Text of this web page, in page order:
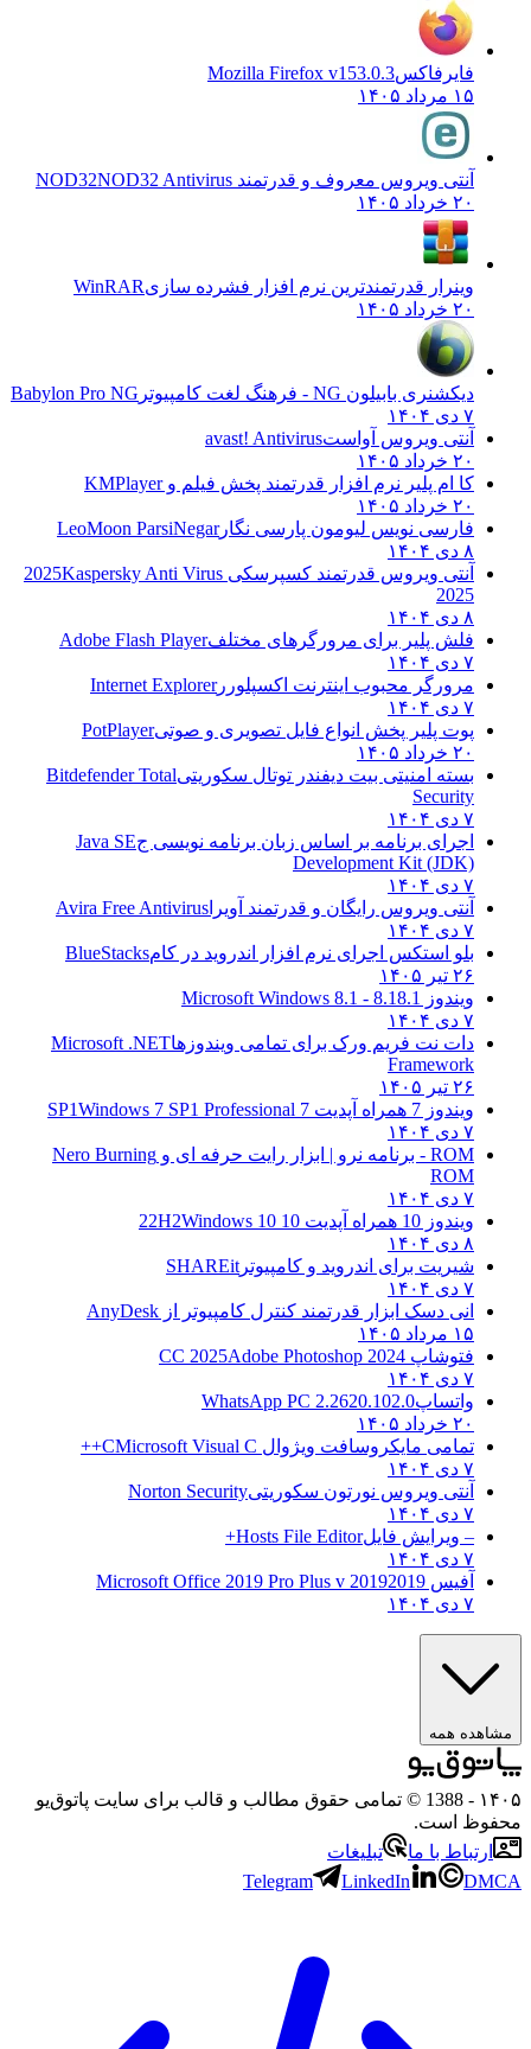
فایرفاکسMozilla Firefox v153.0.3
۱۵ مرداد ۱۴۰۵
آنتی ویروس معروف و قدرتمند NOD32 NOD32 Antivirus
۲۰ خرداد ۱۴۰۵
وینرار قدرتمندترین نرم افزار فشرده سازیWinRAR
۲۰ خرداد ۱۴۰۵
دیکشنری بابیلون NG - فرهنگ لغت کامپیوتر
Babylon Pro NG
۷ دی ۱۴۰۴
آنتی ویروس آواستavast! Antivirus
۲۰ خرداد ۱۴۰۵
کا ام پلیر نرم افزار قدرتمند پخش فیلم وKMPlayer
۲۰ خرداد ۱۴۰۵
فارسی نویس لیومون پارسی نگارLeoMoon ParsiNegar
۸ دی ۱۴۰۴
آنتی ویروس قدرتمند کسپرسکی 2025 Kaspersky Anti Virus
2025
۸ دی ۱۴۰۴
فلش پلیر برای مرورگرهای مختلفAdobe Flash Player
۷ دی ۱۴۰۴
مرورگر محبوب اینترنت اکسپلوررInternet Explorer
۷ دی ۱۴۰۴
پوت پلیر پخش انواع فایل تصویری و صوتیPotPlayer
۲۰ خرداد ۱۴۰۵
بسته امنیتی بیت دیفندر توتال سکوریتیBitdefender Total
Security
۷ دی ۱۴۰۴
اجرای برنامه بر اساس زبان برنامه نویسی جJava SE
Development Kit (JDK)
۷ دی ۱۴۰۴
آنتی ویروس رایگان و قدرتمند آویرا Avira Free Antivirus
۷ دی ۱۴۰۴
بلو استکس اجرای نرم افزار اندروید در کامBlueStacks
۲۶ تیر ۱۴۰۵
ویندوز 8.1
8.1 - Microsoft Windows 8.1
۷ دی ۱۴۰۴
دات نت فریم ورک برای تمامی ویندوزهاMicrosoft .NET
Framework
۲۶ تیر ۱۴۰۵
ویندوز 7 همراه آپدیت 7 SP1
Windows 7 SP1 Professional
۷ دی ۱۴۰۴
ROM - برنامه نرو | ابزار رایت حرفه ای و
Nero Burning
ROM
۷ دی ۱۴۰۴
ویندوز 10 همراه آپدیت 10 22H2
Windows 10
۸ دی ۱۴۰۴
شیریت برای اندروید و کامپیوتر SHAREit
۷ دی ۱۴۰۴
انی دسک ابزار قدرتمند کنترل کامپیوتر از AnyDesk
۱۵ مرداد ۱۴۰۵
فتوشاپ CC 2025 Adobe Photoshop 2024
۷ دی ۱۴۰۴
واتساپWhatsApp PC 2.2620.102.0
۲۰ خرداد ۱۴۰۵
تمامی مایکروسافت ویژوال C Microsoft Visual C++
۷ دی ۱۴۰۴
آنتی ویروس نورتون سکوریتیNorton Security
۷ دی ۱۴۰۴
– ویرایش فایلHosts File Editor+
۷ دی ۱۴۰۴
آفیس 2019 2019 Microsoft Office 2019 Pro Plus v
۷ دی ۱۴۰۴
مشاهده همه
۱۴۰۵
- 1388 © تمامی حقوق مطالب و قالب برای سایت پاتوق‌یو
محفوظ است.
ارتباط با ما
تبلیغات
Telegram
LinkedIn DMCA